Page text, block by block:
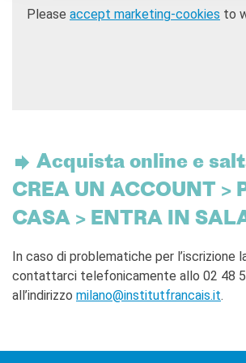
Please accept marketing-cookies to
Acquista online e
CREA UN ACCOUNT >
CASA > ENTRA IN
In caso di problematiche per l’iscrizione
contattarci telefonicamente allo 02 48
all’indirizzo milano@institutfrancais.it.